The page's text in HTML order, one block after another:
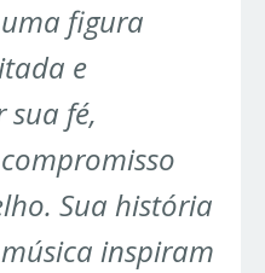
figura
e
fé,
Sua história
inspiram